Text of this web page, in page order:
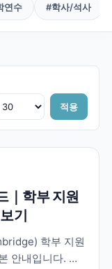
연수 #학사/석사
적용
｜학부 지원
기
학부 지원
안내입니다. 공